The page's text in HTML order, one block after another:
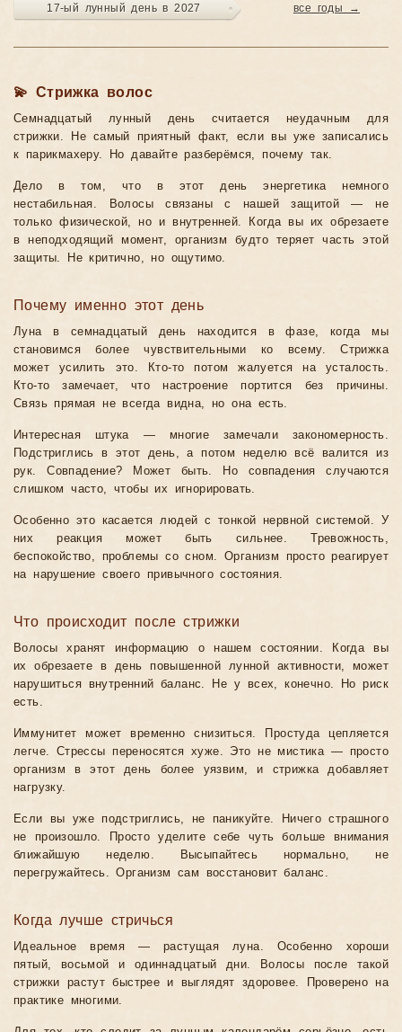
17-ый лунный день в 2027 все годы →
💫 Стрижка волос
Семнадцатый лунный день считается неудачным для
стрижки. Не самый приятный факт, если вы уже записались
к парикмахеру. Но давайте разберёмся, почему так.
Дело в том, что в этот день энергетика немного
нестабильная. Волосы связаны с нашей защитой — не
только физической, но и внутренней. Когда вы их обрезаете
в неподходящий момент, организм будто теряет часть этой
защиты. Не критично, но ощутимо.
Почему именно этот день
Луна в семнадцатый день находится в фазе, когда мы
становимся более чувствительными ко всему. Стрижка
может усилить это. Кто-то потом жалуется на усталость.
Кто-то замечает, что настроение портится без причины.
Связь прямая не всегда видна, но она есть.
Интересная штука — многие замечали закономерность.
Подстриглись в этот день, а потом неделю всё валится из
рук. Совпадение? Может быть. Но совпадения случаются
слишком часто, чтобы их игнорировать.
Особенно это касается людей с тонкой нервной системой. У
них реакция может быть сильнее. Тревожность,
беспокойство, проблемы со сном. Организм просто реагирует
на нарушение своего привычного состояния.
Что происходит после стрижки
Волосы хранят информацию о нашем состоянии. Когда вы
их обрезаете в день повышенной лунной активности, может
нарушиться внутренний баланс. Не у всех, конечно. Но риск
есть.
Иммунитет может временно снизиться. Простуда цепляется
легче. Стрессы переносятся хуже. Это не мистика — просто
организм в этот день более уязвим, и стрижка добавляет
нагрузку.
Если вы уже подстриглись, не паникуйте. Ничего страшного
не произошло. Просто уделите себе чуть больше внимания
ближайшую неделю. Высыпайтесь нормально, не
перегружайтесь. Организм сам восстановит баланс.
Когда лучше стричься
Идеальное время — растущая луна. Особенно хороши
пятый, восьмой и одиннадцатый дни. Волосы после такой
стрижки растут быстрее и выглядят здоровее. Проверено на
практике многими.